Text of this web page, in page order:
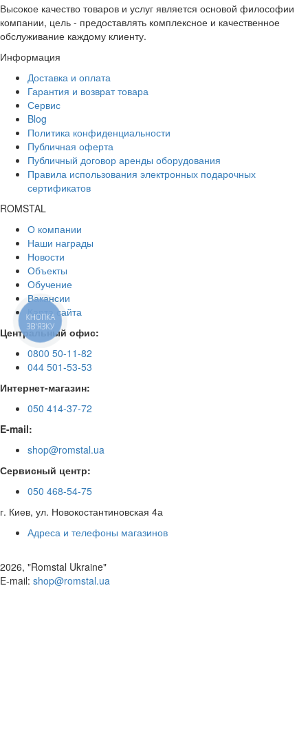
Высокое качество товаров и услуг является основой философии
компании, цель - предоставлять комплексное и качественное
обслуживание каждому клиенту.
Информация
Доставка и оплата
Гарантия и возврат товара
Сервис
Blog
Политика конфиденциальности
Публичная оферта
Публичный договор аренды оборудования
Правила использования электронных подарочных
сертификатов
ROMSTAL
О компании
Наши награды
Новости
Объекты
Обучение
Вакансии
Карта сайта
Центральный офис:
0800 50-11-82
044 501-53-53
Интернет-магазин:
050 414-37-72
E-mail:
shop@romstal.ua
Сервисный центр:
050 468-54-75
г. Киев, ул. Новокостантиновская 4а
Адреса и телефоны магазинов
2026, "Romstal Ukraine"
​E-mail: shop@romstal.ua
КНОПКА
ЗВ'ЯЗКУ